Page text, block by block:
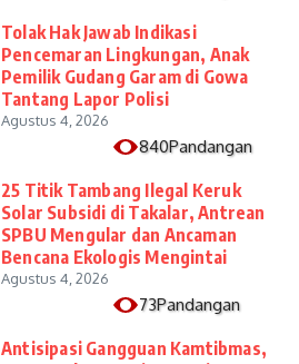
Tolak Hak Jawab Indikasi
Pencemaran Lingkungan, Anak
Pemilik Gudang Garam di Gowa
Tantang Lapor Polisi
Agustus 4, 2026
840Pandangan
25 Titik Tambang Ilegal Keruk
Solar Subsidi di Takalar, Antrean
SPBU Mengular dan Ancaman
Bencana Ekologis Mengintai
Agustus 4, 2026
73Pandangan
Antisipasi Gangguan Kamtibmas,